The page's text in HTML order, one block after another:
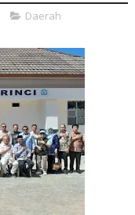
Daerah